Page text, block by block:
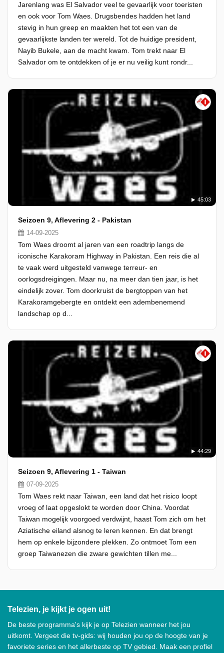
Jarenlang was El Salvador veel te gevaarlijk voor toeristen
en ook voor Tom Waes. Drugsbendes hadden het land
stevig in hun greep en maakten het tot een van de
gevaarlijkste landen ter wereld. Tot de huidige president,
Nayib Bukele, aan de macht kwam. Tom trekt naar El
Salvador om te ontdekken of je er nu veilig kunt rondr...
45:03
Seizoen 9, Aflevering 2 - Pakistan
14-09-2025
Tom Waes droomt al jaren van een roadtrip langs de
iconische Karakoram Highway in Pakistan. Een reis die al
te vaak werd uitgesteld vanwege terreur- en
oorlogsdreigingen. Maar nu, na meer dan tien jaar, is het
eindelijk zover. Tom doorkruist de bergtoppen van het
Karakoramgebergte en ontdekt een adembenemend
landschap op d...
44:29
Seizoen 9, Aflevering 1 - Taiwan
07-09-2025
Tom Waes rekt naar Taiwan, een land dat het risico loopt
vroeg of laat opgeslokt te worden door China. Voordat
Taiwan mogelijk voorgoed verdwijnt, haast Tom zich om het
Aziatische eiland alsnog te leren kennen. En dat brengt
hem op enkele bijzondere plekken. Zo ontmoet Tom een
groep Taiwanezen die zware gewichten tillen me...
Telezien, je kijkt je ogen uit!
De beste programma's kijk je op Telezien wanneer het jou
uitkomt. Vergeet die tv-gids: wij houden jou op de hoogte van je
favoriete series en het allerbeste op TV gebied. Maak een profiel